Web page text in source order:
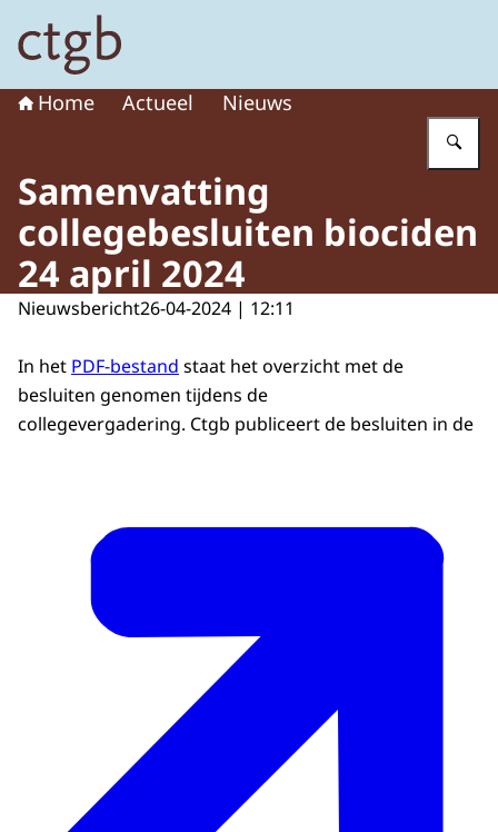
Naar de homepage van College voor de toelating van
Home Actueel Nieuws
Samenvatting
collegebesluiten biociden
24 april 2024
Nieuwsbericht26-04-2024 | 12:11
In het PDF-bestand staat het overzicht met de
besluiten genomen tijdens de
collegevergadering. Ctgb publiceert de besluiten in de